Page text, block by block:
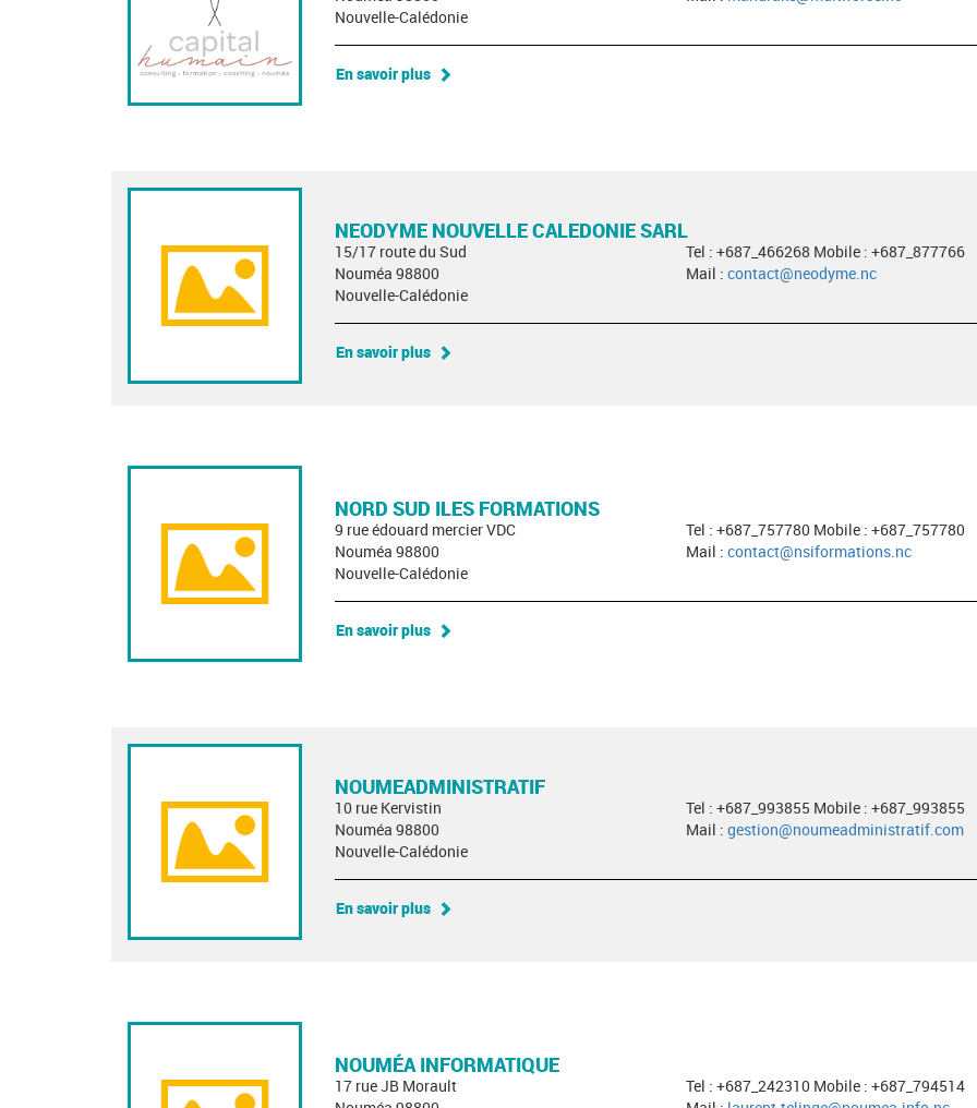
Nouvelle-Calédonie
En savoir plus
NEODYME NOUVELLE CALEDONIE SARL
15/17 route du Sud
Nouméa 98800
Nouvelle-Calédonie
Tel : +687_466268 Mobile : +687_877766
Mail : contact@neodyme.nc
En savoir plus
NORD SUD ILES FORMATIONS
9 rue édouard mercier VDC
Nouméa 98800
Nouvelle-Calédonie
Tel : +687_757780 Mobile : +687_757780
Mail : contact@nsiformations.nc
En savoir plus
NOUMEADMINISTRATIF
10 rue Kervistin
Nouméa 98800
Nouvelle-Calédonie
Tel : +687_993855 Mobile : +687_993855
Mail : gestion@noumeadministratif.com
En savoir plus
NOUMÉA INFORMATIQUE
17 rue JB Morault
Tel : +687_242310 Mobile : +687_794514